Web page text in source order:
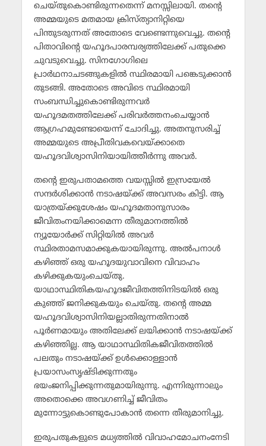
ചെയ്തുകൊണ്ടിരുന്നതെന്ന് മനസ്സിലായി. തന്റെ
അമ്മയുടെ മതമായ ക്രിസ്ത്യാനിറ്റിയെ
പിന്തുടരുന്നത് അതോടെ വേണ്ടെന്നുവെച്ചു. തന്റെ
പിതാവിന്റെ യഹൂദപാരമ്പര്യത്തിലേക്ക് പതുക്കെ
ചുവടുവെച്ചു. സിനഗോഗിലെ
പ്രാര്‍ഥനാചടങ്ങുകളില്‍ സ്ഥിരമായി പങ്കെടുക്കാന്‍
തുടങ്ങി. അതോടെ അവിടെ സ്ഥിരമായി
സംബന്ധിച്ചുകൊണ്ടിരുന്നവര്‍
യഹൂദമതത്തിലേക്ക് പരിവര്‍ത്തനംചെയ്യാന്‍
ആഗ്രഹമുണ്ടോയെന്ന് ചോദിച്ചു. അതനുസരിച്ച്
അമ്മയുടെ അപ്രീതിവകവെയ്ക്കാതെ
യഹൂദവിശ്വാസിനിയായിത്തീര്‍ന്നു അവര്‍.
തന്റെ ഇരുപതാമത്തെ വയസ്സില്‍ ഇസ്രയേല്‍
സന്ദര്‍ശിക്കാന്‍ നടാഷയ്ക്ക് അവസരം കിട്ടി. ആ
യാത്രയ്ക്കുശേഷം യഹൂദമതാനുസാരം
ജീവിതംനയിക്കാമെന്ന തീരുമാനത്തില്‍
ന്യൂയോര്‍ക്ക് സിറ്റിയില്‍ അവര്‍
സ്ഥിരതാമസമാക്കുകയായിരുന്നു. അല്‍പനാള്‍
കഴിഞ്ഞ് ഒരു യഹൂദയുവാവിനെ വിവാഹം
കഴിക്കുകയുംചെയ്തു.
യാഥാസ്ഥിതികയഹൂദജീവിതത്തിനിടയില്‍ ഒരു
കുഞ്ഞ് ജനിക്കുകയും ചെയ്തു. തന്റെ അമ്മ
യഹൂദവിശ്വാസിനിയല്ലാതിരുന്നതിനാല്‍
പൂര്‍ണമായും അതിലേക്ക് ലയിക്കാന്‍ നടാഷയ്ക്ക്
കഴിഞ്ഞില്ല. ആ യാഥാസ്ഥിതികജീവിതത്തില്‍
പലതും നടാഷയ്ക്ക് ഉള്‍ക്കൊള്ളാന്‍
പ്രയാസംസൃഷ്ടിക്കുന്നതും
ഭയംജനിപ്പിക്കുന്നതുമായിരുന്നു. എന്നിരുന്നാലും
അതൊക്കെ അവഗണിച്ച് ജീവിതം
മുന്നോട്ടുകൊണ്ടുപോകാന്‍ തന്നെ തീരുമാനിച്ചു.
ഇരുപതുകളുടെ മധ്യത്തില്‍ വിവാഹമോചനംനേടി